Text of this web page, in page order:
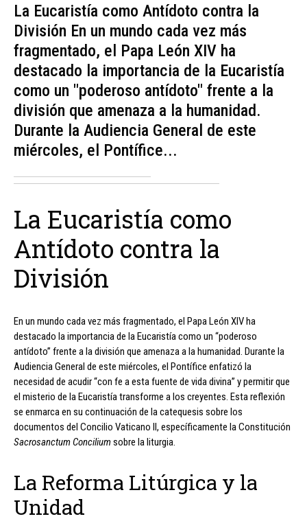
La Eucaristía como Antídoto contra la
División En un mundo cada vez más
fragmentado, el Papa León XIV ha
destacado la importancia de la Eucaristía
como un "poderoso antídoto" frente a la
división que amenaza a la humanidad.
Durante la Audiencia General de este
miércoles, el Pontífice...
La Eucaristía como
Antídoto contra la
División
En un mundo cada vez más fragmentado, el Papa León XIV ha
destacado la importancia de la Eucaristía como un “poderoso
antídoto” frente a la división que amenaza a la humanidad. Durante la
Audiencia General de este miércoles, el Pontífice enfatizó la
necesidad de acudir “con fe a esta fuente de vida divina” y permitir que
el misterio de la Eucaristía transforme a los creyentes. Esta reflexión
se enmarca en su continuación de la catequesis sobre los
documentos del Concilio Vaticano II, específicamente la Constitución
Sacrosanctum Conciliumsobre la liturgia.
La Reforma Litúrgica y la
Unidad